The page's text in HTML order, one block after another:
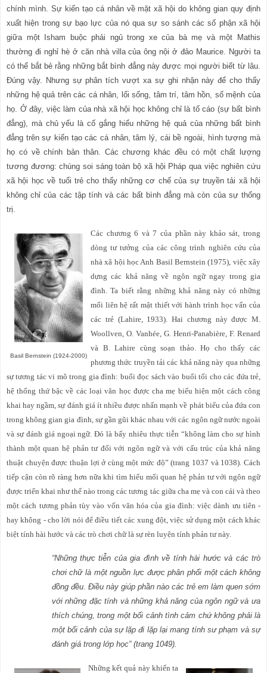
chính mình. Sự kiến tạo cá nhân về mặt xã hội do không gian quy định
xuất hiện trong sự bạo lực của nó qua sự so sánh các số phận xã hội
giữa một Isham buộc phải ngủ trong xe của bà mẹ và một Mathis
thường đi nghỉhè ở căn nhà villa của ông nội ở đảo Maurice. Người ta
có thể bắtbẻ rằng những bắt bình đẳng này được mọi người biết từ lâu.
Đúng vậy. Nhưng sự phân tích vượt xa sự ghi nhận này để cho thấy
những hệ quả trên các cá nhân, lối sống, tâm trí, tâm hồn, số mệnh của
họ. Ở đây, việc làm của nhà xã hội học không chỉ là tố cáo (sự bất bình
đẳng), mà chủ yếu là cố gắng hiểu những hệ quả của những bất bình
đẳng trên sự kiến tạo các cá nhân, tâm lý, cái bề ngoài, hình tượng mà
họ có về chính bản thân. Các chương khác đều có một chất lượng
tương đương: chúng soi sáng toàn bộ xã hội Pháp qua việc nghiên cứu
xã hội học về tuổi trẻ cho thấy những cơ chế của sự truyền tải xã hội
không chỉ của các tập tính và các bất bình đẳng mà còn của sự thống
trị.
Basil Bernstein (1924-2000)
Các chương 6 và 7 của phần này khảo sát, trong
dòng tư tưởng của các công trình nghiên cứu của
nhà xã hội học Anh Basil Bernstein (1975), việc xây
dựng các khả năng về ngôn ngữ ngay trong gia
đình. Ta biết rằng những khả năng này có những
mối liên hệ rất mật thiết với hành trình học vấn của
các trẻ (Lahire, 1933). Hai chương này được M.
Woollven, O. Vanhée, G. Henri-Panabière, F. Renard
và B. Lahire cùng soạn thảo. Họ cho thấy các
phương thức truyền tải các khả năng này qua những
sự tương tác vi mô trong gia đình: buổi đọc sách vào buổi tối cho các đứa trẻ,
hệ thống thứ bậc về các loại văn học được cha mẹ biểu hiện một cách công
khai hay ngầm, sự đánh giá ít nhiều được nhấn mạnh về phát biểu của đứa con
trong không gian gia đình, sự gần gũi khác nhau với các ngôn ngữ nước ngoài
và sự đánh giá ngoại ngữ. Đó là bấy nhiêu thực tiễn “không làm cho sự hình
thành một quan hệ phản tư đối với ngôn ngữ và với cấu trúc của khả năng
thuật chuyện được thuận lợi ở cùng một mức độ” (trang 1037 và 1038). Cách
tiếp cận còn rõ ràng hơn nữa khi tìm hiểu mối quan hệ phản tư với ngôn ngữ
được triển khai như thế nào trong các tương tác giữa cha mẹ và con cái và theo
một cách tương phản tùy vào vốn văn hóa của gia đình: việc dành ưu tiên -
hay không - cho lời nói để điều tiết các xung đột, việc sử dụng một cách khác
biệt tính hài hước và các trò chơi chữ là sự rèn luyện tính phản tư này.
“Những thực tiễn của gia đình về tính hài hước và các trò
chơi chữ là một nguồn lực được phân phối một cách không
đồng đều. Điều này giúp phần nào các trẻ em làm quen sớm
với những đặc tính và những khả năng của ngôn ngữ và ưa
thích chúng, trong một bối cảnh tình cảm chứ không phải là
một bối cảnh của sự lặp đi lặp lại mang tính sư phạm và sự
đánh giá trong lớp học” (trang 1049).
Những kết quả này khiến ta